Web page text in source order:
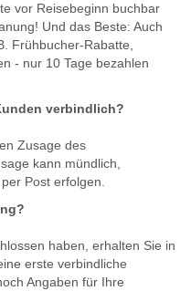
vor Reisebeginn buchbar
Und das Beste: Auch
Frühbucher-Rabatte,
- nur 10 Tage bezahlen
verbindlich?
Zusage des
kann mündlich,
Post erfolgen.
haben, erhalten Sie in
erste verbindliche
Angaben für Ihre